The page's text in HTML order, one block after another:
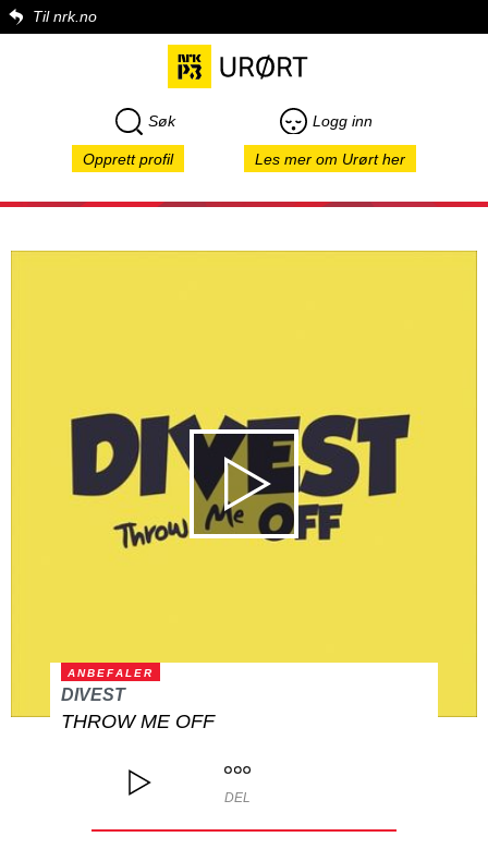
Til nrk.no
Søk Logg inn
Opprett profil Les mer om Urørt her
ANBEFALER
DIVEST
THROW ME OFF
DEL